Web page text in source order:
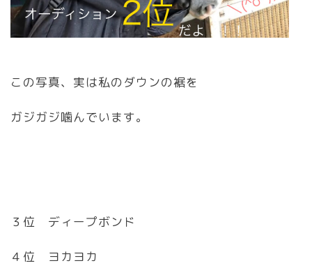
この写真、実は私のダウンの裾を
ガジガジ噛んでいます。
３位 ディープボンド
４位 ヨカヨカ